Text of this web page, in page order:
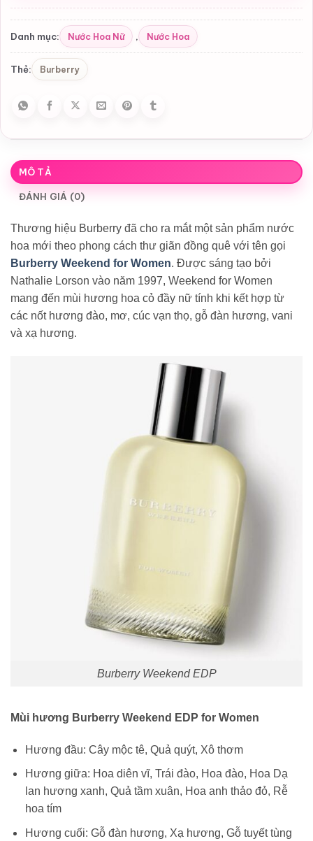
Danh mục: Nước Hoa Nữ , Nước Hoa
Thẻ: Burberry
MÔ TẢ
ĐÁNH GIÁ (0)
Thương hiệu Burberry đã cho ra mắt một sản phẩm nước
hoa mới theo phong cách thư giãn đồng quê với tên gọi
Burberry Weekend for Women. Được sáng tạo bởi
Nathalie Lorson vào năm 1997, Weekend for Women
mang đến mùi hương hoa cỏ đầy nữ tính khi kết hợp từ
các nốt hương đào, mơ, cúc vạn thọ, gỗ đàn hương, vani
và xạ hương.
Burberry Weekend EDP
Mùi hương Burberry Weekend EDP for Women
Hương đầu: Cây mộc tê, Quả quýt, Xô thơm
Hương giữa: Hoa diên vĩ, Trái đào, Hoa đào, Hoa Dạ
lan hương xanh, Quả tầm xuân, Hoa anh thảo đỏ, Rễ
hoa tím
Hương cuối: Gỗ đàn hương, Xạ hương, Gỗ tuyết tùng